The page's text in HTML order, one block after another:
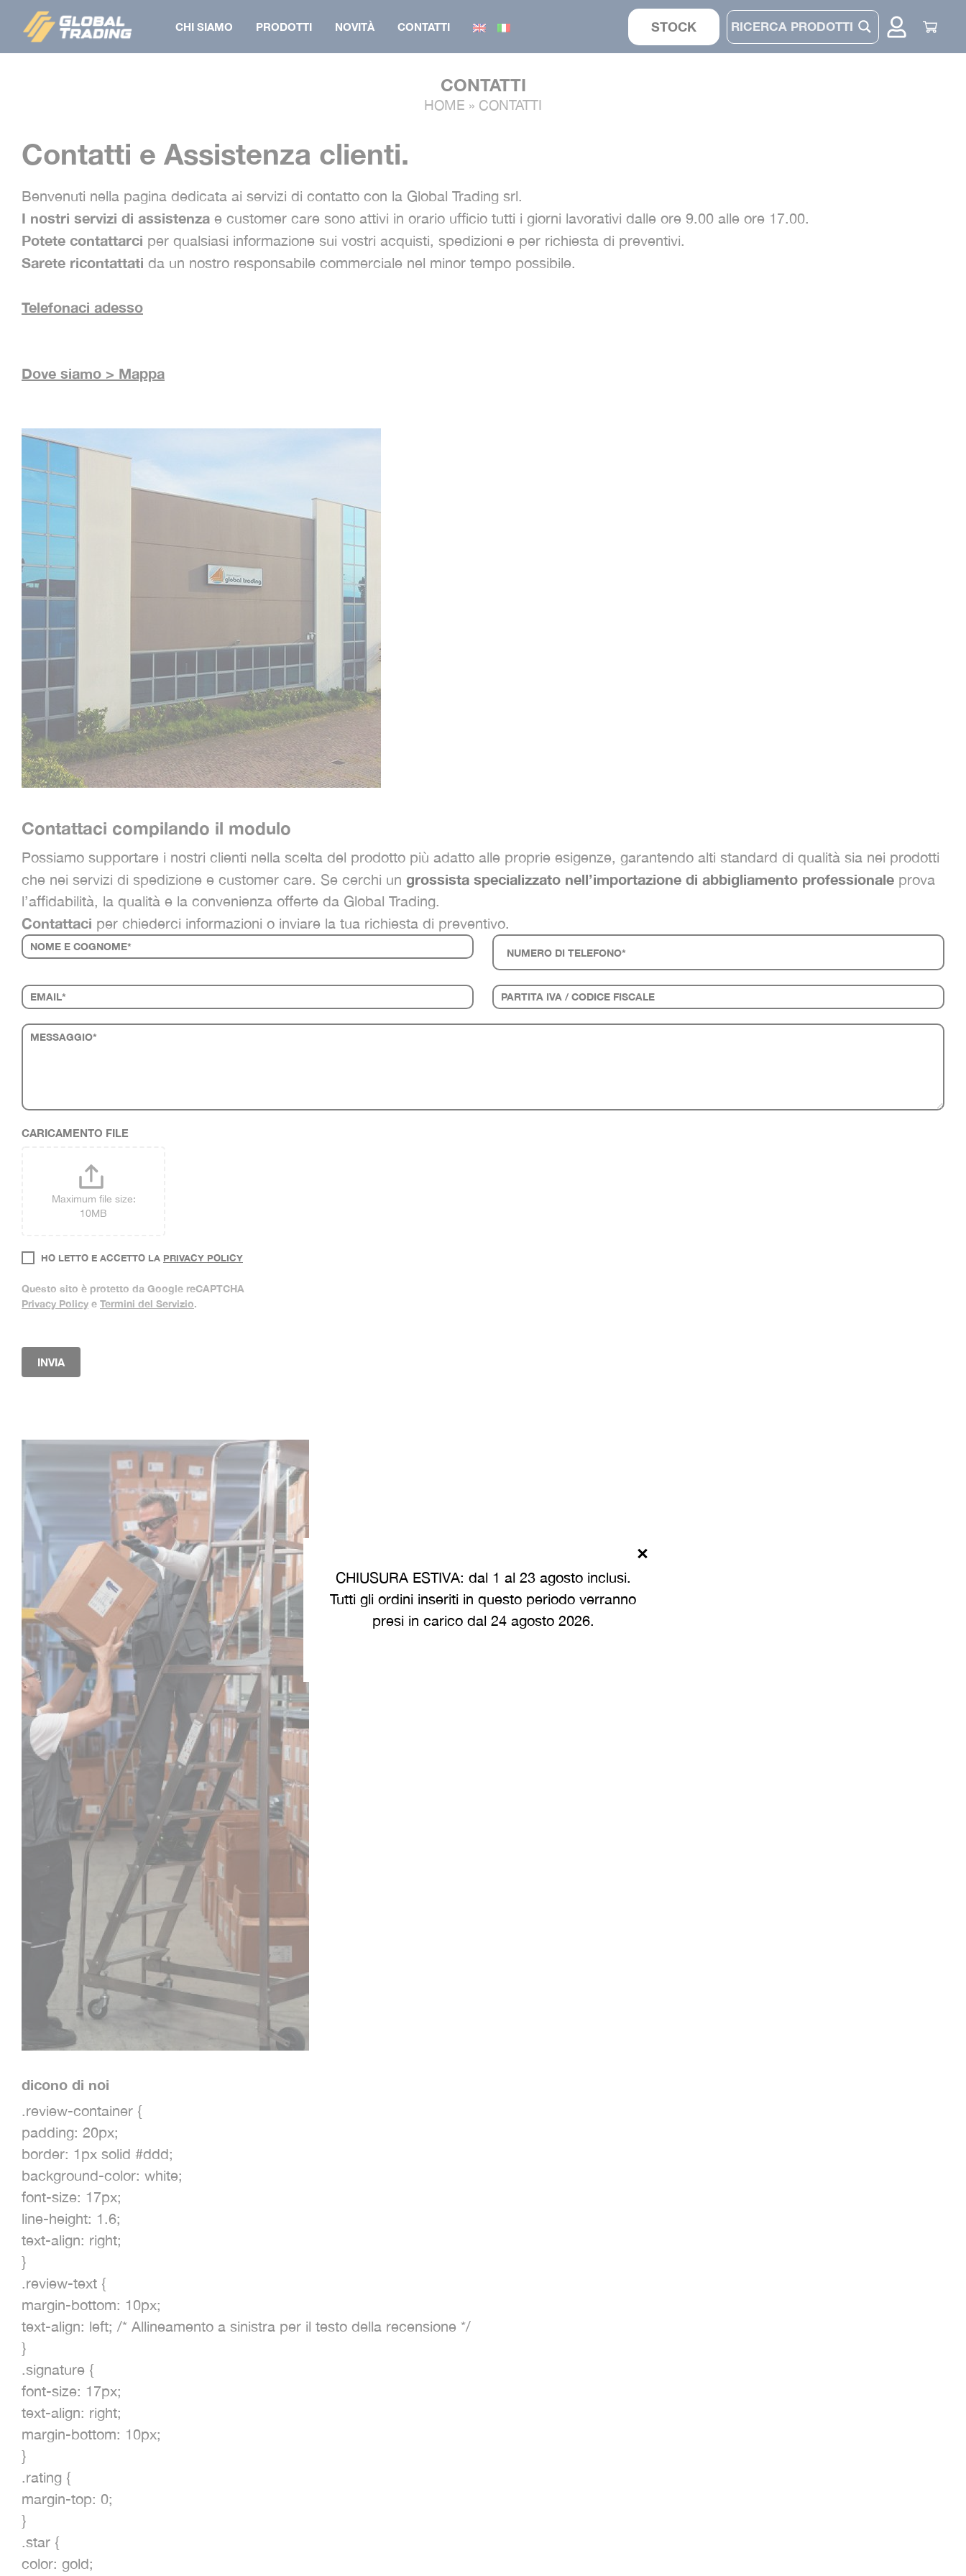
CHIUSURA ESTIVA: dal 1 al 23 agosto inclusi.
Tutti gli ordini inseriti in questo periodo verranno
presi in carico dal 24 agosto 2026.
content
CHI SIAMO PRODOTTI
CAMICE
GIACCA
GILET
GIUBBINO
GIACCA
PAPILLON
PANTALONE
CAPPELLINO
GIUBBINO
GILET PARKA
SALOPETTE
NOVITÀ CONTATTI STOCK
CONTATTI
HOME » CONTATTI
Contatti e Assistenza clienti.
Benvenuti nella pagina dedicata ai servizi di contatto con la Global Trading srl.
I nostri servizi di assistenza e customer care sono attivi in orario ufficio tutti i giorni lavorativi dalle ore 9.00 alle ore 17.00.
Potete contattarci per qualsiasi informazione sui vostri acquisti, spedizioni e per richiesta di preventivi.
Sarete ricontattati da un nostro responsabile commerciale nel minor tempo possibile.
Telefonaci adesso
Dove siamo > Mappa
Contattaci compilando il modulo
Possiamo supportare i nostri clienti nella scelta del prodotto più adatto alle proprie esigenze, garantendo alti standard di qualità sia nei prodotti
che nei servizi di spedizione e customer care. Se cerchi un grossista specializzato nell’importazione di abbigliamento professionale prova
l’affidabilità, la qualità e la convenienza offerte da Global Trading.
Contattaci per chiederci informazioni o inviare la tua richiesta di preventivo.
Contatti
CARICAMENTO FILE
Maximum file size:
10MB
HO LETTO E ACCETTO LA PRIVACY POLICY
Questo sito è protetto da Google reCAPTCHA
Privacy Policy e Termini del Servizio.
IF YOU
HUMAN,
LEAVE
THIS
INVIA
dicono di noi
.review-container {
padding: 20px;
border: 1px solid #ddd;
background-color: white;
font-size: 17px;
line-height: 1.6;
text-align: right;
}
.review-text {
margin-bottom: 10px;
text-align: left; /* Allineamento a sinistra per il testo della recensione */
}
.signature {
font-size: 17px;
text-align: right;
margin-bottom: 10px;
}
.rating {
margin-top: 0;
}
.star {
color: gold;